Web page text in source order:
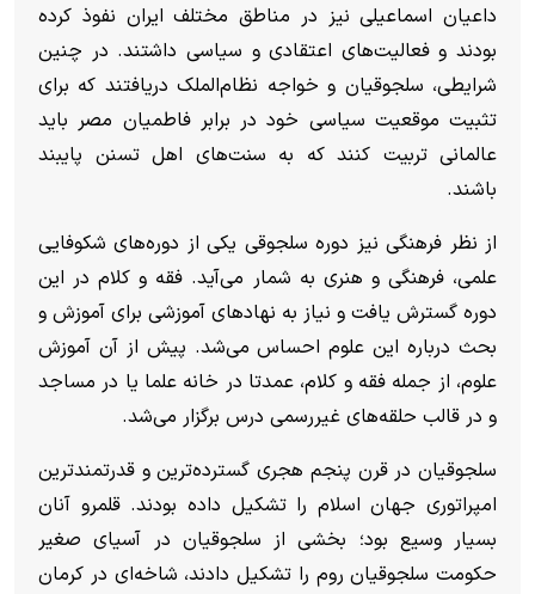
داعیان اسماعیلی نیز در مناطق مختلف ایران نفوذ کرده
بودند و فعالیت‌های اعتقادی و سیاسی داشتند. در چنین
شرایطی، سلجوقیان و خواجه نظام‌الملک دریافتند که برای
تثبیت موقعیت سیاسی خود در برابر فاطمیان مصر باید
عالمانی تربیت کنند که به سنت‌های اهل تسنن پایبند
باشند.
از نظر فرهنگی نیز دوره سلجوقی یکی از دوره‌های شکوفایی
علمی، فرهنگی و هنری به شمار می‌آید. فقه و کلام در این
دوره گسترش یافت و نیاز به نهادهای آموزشی برای آموزش و
بحث درباره این علوم احساس می‌شد. پیش از آن آموزش
علوم، از جمله فقه و کلام، عمدتا در خانه علما یا در مساجد
و در قالب حلقه‌های غیررسمی درس برگزار می‌شد.
سلجوقیان در قرن پنجم هجری گسترده‌ترین و قدرتمندترین
امپراتوری جهان اسلام را تشکیل داده بودند. قلمرو آنان
بسیار وسیع بود؛ بخشی از سلجوقیان در آسیای صغیر
حکومت سلجوقیان روم را تشکیل دادند، شاخه‌ای در کرمان